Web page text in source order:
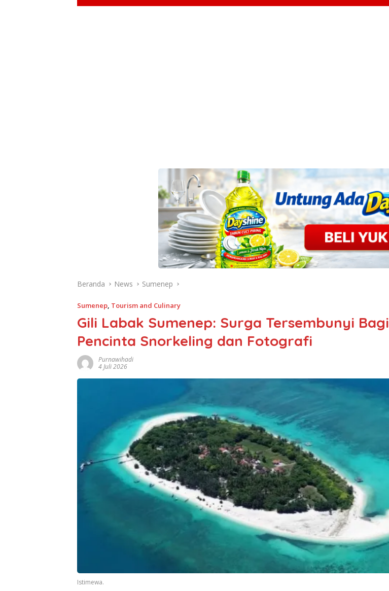
Beranda News Sumenep
Sumenep, Tourism and Culinary
Gili Labak Sumenep: Surga Tersembunyi Bagi
Pencinta Snorkeling dan Fotografi
Purnawihadi
4 Juli 2026
Istimewa.